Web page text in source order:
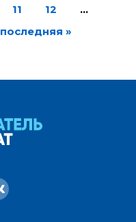
11 12
…
последняя »